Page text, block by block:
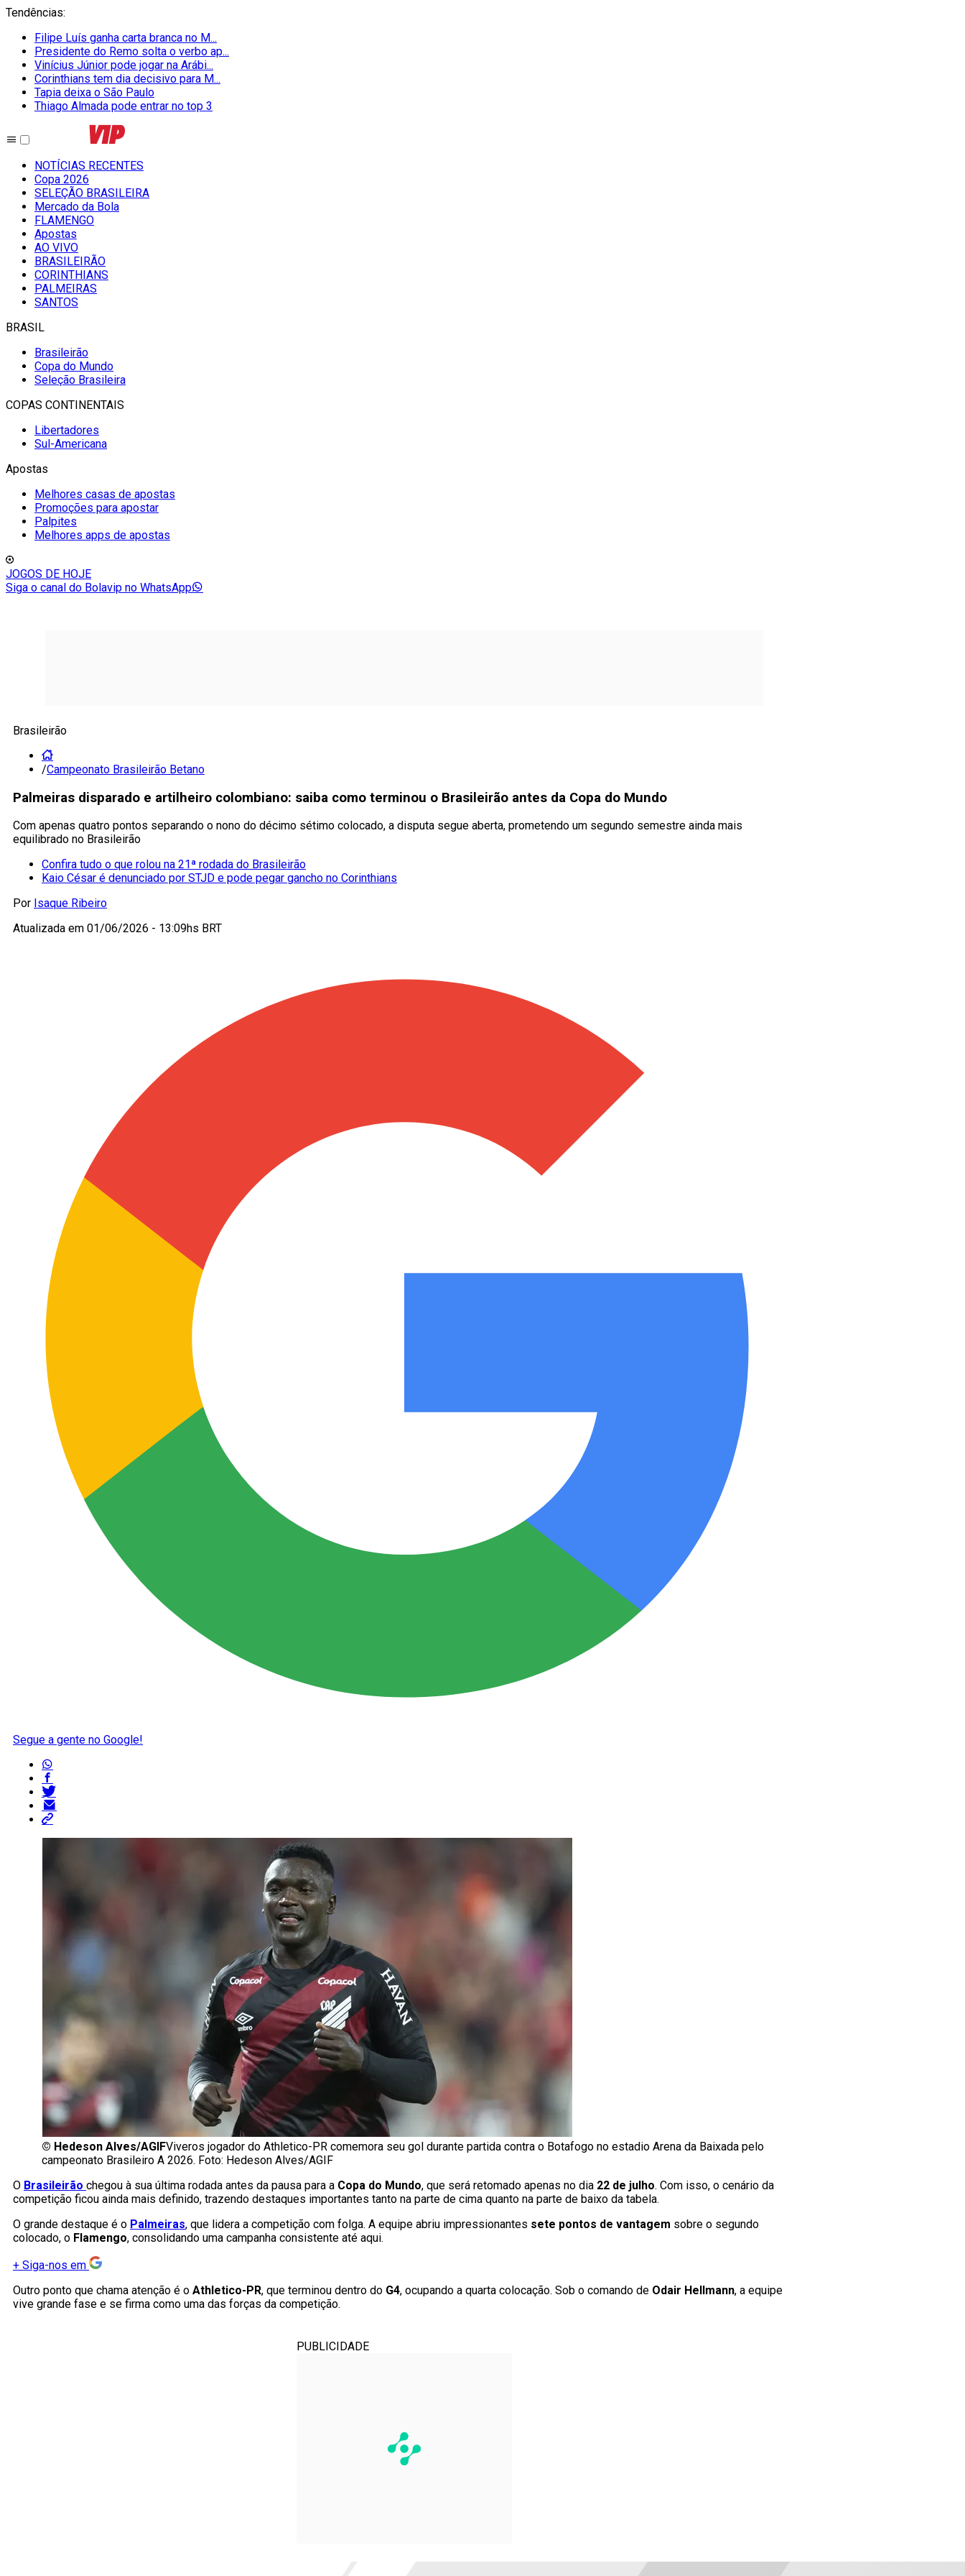
Tendências:
Filipe Luís ganha carta branca no M...
Presidente do Remo solta o verbo ap...
Vinícius Júnior pode jogar na Arábi...
Corinthians tem dia decisivo para M...
Tapia deixa o São Paulo
Thiago Almada pode entrar no top 3
NOTÍCIAS RECENTES
Copa 2026
SELEÇÃO BRASILEIRA
Mercado da Bola
FLAMENGO
Apostas
AO VIVO
BRASILEIRÃO
CORINTHIANS
PALMEIRAS
SANTOS
BRASIL
Brasileirão
Copa do Mundo
Seleção Brasileira
COPAS CONTINENTAIS
Libertadores
Sul-Americana
Apostas
Melhores casas de apostas
Promoções para apostar
Palpites
Melhores apps de apostas
JOGOS DE HOJE
Siga o canal do Bolavip no WhatsApp
Brasileirão
/Campeonato Brasileirão Betano
Palmeiras disparado e artilheiro colombiano: saiba como terminou o Brasileirão antes da Copa do Mundo
Com apenas quatro pontos separando o nono do décimo sétimo colocado, a disputa segue aberta, prometendo um segundo semestre ainda mais
equilibrado no Brasileirão
Confira tudo o que rolou na 21ª rodada do Brasileirão
Kaio César é denunciado por STJD e pode pegar gancho no Corinthians
Por Isaque Ribeiro
Atualizada em 01/06/2026 - 13:09hs BRT
Segue a gente no Google!
© Hedeson Alves/AGIFViveros jogador do Athletico-PR comemora seu gol durante partida contra o Botafogo no estadio Arena da Baixada pelo
campeonato Brasileiro A 2026. Foto: Hedeson Alves/AGIF
O Brasileirão chegou à sua última rodada antes da pausa para a Copa do Mundo, que será retomado apenas no dia 22 de julho. Com isso, o cenário da
competição ficou ainda mais definido, trazendo destaques importantes tanto na parte de cima quanto na parte de baixo da tabela.
O grande destaque é o Palmeiras, que lidera a competição com folga. A equipe abriu impressionantes sete pontos de vantagem sobre o segundo
colocado, o Flamengo, consolidando uma campanha consistente até aqui.
+ Siga-nos em
Outro ponto que chama atenção é o Athletico-PR, que terminou dentro do G4, ocupando a quarta colocação. Sob o comando de Odair Hellmann, a equipe
vive grande fase e se firma como uma das forças da competição.
PUBLICIDADE